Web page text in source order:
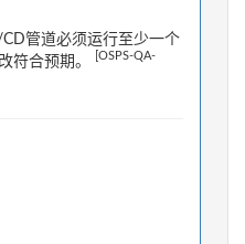
管道必须运行至少一个
符合预期。
[OSPS-QA-